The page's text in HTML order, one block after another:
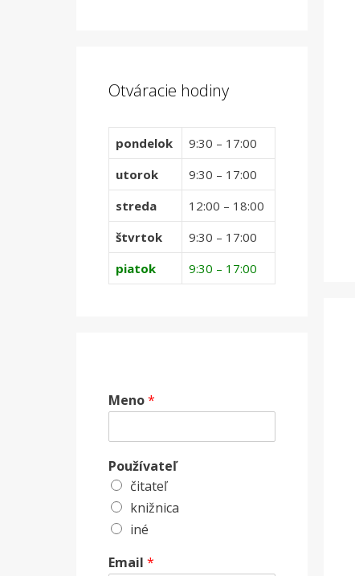
Otváracie hodiny
pondelok
9:30 – 17:00
utorok
9:30 – 17:00
streda
12:00 – 18:00
štvrtok
9:30 – 17:00
piatok
9:30 – 17:00
Meno*
Používateľ
čitateľ
knižnica
iné
Email *